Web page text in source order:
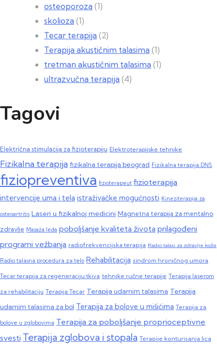
osteoporoza (1)
skolioza (1)
Tecar terapija (2)
Terapija akustičnim talasima (1)
tretman akustičnim talasima (1)
ultrazvučna terapija (4)
Tagovi
Električna stimulacija za fizioterapiju Elektroterapijske tehnike
Fizikalna terapija fizikalna terapija beograd Fizikalna terapija DNS
fiziopreventiva fizioterapeut fizioterapija
intervencije uma i tela istraživačke mogućnosti Kineziterapija za
osteoartritis Laseri u fizikalnoj medicini Magnetna terapija za mentalno
zdravlje Masaža leđa poboljšanje kvaliteta života prilagođeni
programi vežbanja radiofrekvencijska terapija Radio talasi za zdravlje kože
Radio talasna procedura za telo Rehabilitacija sindrom hroničnog umora
Tecar terapija za regeneraciju tkiva tehnike ručne terapije Terapija laserom
za rehabilitaciju Terapija Tecar Terapija udarnim talasima Terapija
udarnim talasima za bol Terapija za bolove u mišićima Terapija za
bolove u zglobovima Terapija za poboljšanje proprioceptivne
svesti Terapija zglobova i stopala Terapije konturisanja lica